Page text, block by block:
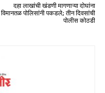
दहा लाखांची खंडणी मागणाऱ्या दोघांना
विमानतळ पोलिसांनी पकडले; तीन दिवसांची
पोलीस कोठडी